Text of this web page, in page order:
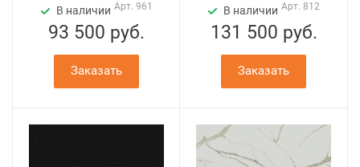
В наличии Арт. 961
93 500 руб.
Заказать
В наличии Арт. 812
131 500 руб.
Заказать